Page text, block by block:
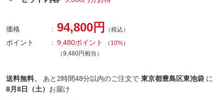
価格 94,800円 （税込）
ポイント 9,480ポイント （ 10%）
（9,480円相当）
送料無料、 あと 2時間48分以内のご注文で 東京都豊島区東池袋 に
8月8日（土） お届け